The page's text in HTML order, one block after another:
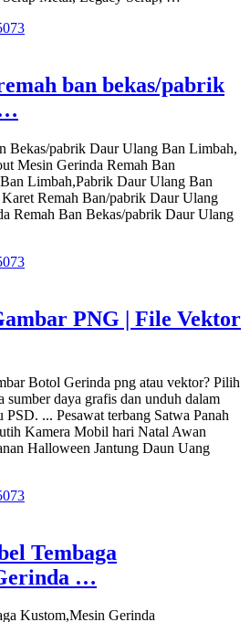
ban bekas/pabrik
Bekas/pabrik Daur Ulang Ban Limbah,
Mesin Gerinda Remah Ban
Limbah,Pabrik Daur Ulang Ban
Remah Ban/pabrik Daur Ulang
Remah Ban Bekas/pabrik Daur Ulang
PNG | File Vektor
Botol Gerinda png atau vektor? Pilih
daya grafis dan unduh dalam
... Pesawat terbang Satwa Panah
Kamera Mobil hari Natal Awan
Halloween Jantung Daun Uang
Tembaga
…
Kustom,Mesin Gerinda